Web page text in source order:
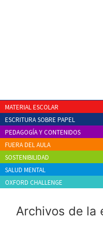
MATERIAL ESCOLAR
ESCRITURA SOBRE PAPEL
PEDAGOGÍA Y CONTENIDOS
FUERA DEL AULA
SOSTENIBILIDAD
SALUD MENTAL
OXFORD CHALLENGE
Archivos de la